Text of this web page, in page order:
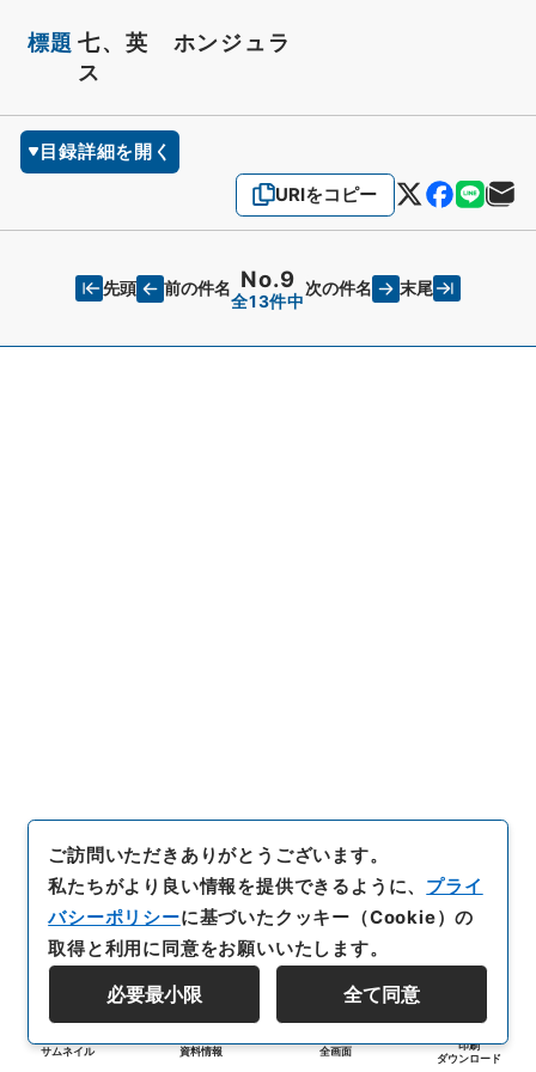
標題 七、英 ホンジュラ
ス
目録詳細を開く
URIをコピー
先頭 前の件名 No.9
全13件中
次の件名 末尾
サムネイル 資料情報 全画面
印刷
ダウンロード
ご訪問いただきありがとうございます。
私たちがより良い情報を提供できるように、 プライ
バシーポリシーに基づいたクッキー（Cookie）の
取得と利用に同意をお願いいたします。
必要最小限 全て同意